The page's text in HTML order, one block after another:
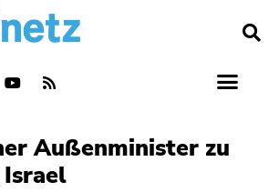
Außenminister zu
Israel